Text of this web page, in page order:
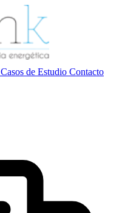
Casos de Estudio Contacto